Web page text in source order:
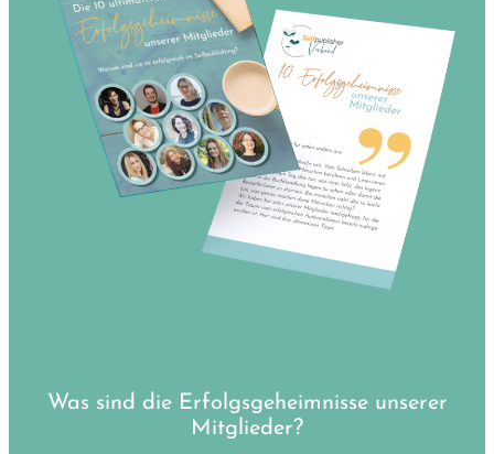
Was sind die Erfolgsgeheimnisse unserer
Mitglieder?